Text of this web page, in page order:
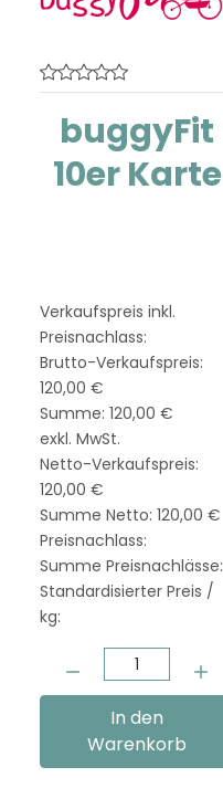
buggyFit
10er Karte
Verkaufspreis inkl.
Preisnachlass:
Brutto-Verkaufspreis:
120,00 €
Summe: 120,00 €
exkl. MwSt.
Netto-Verkaufspreis:
120,00 €
Summe Netto: 120,00 €
Preisnachlass:
Summe Preisnachlässe:
Standardisierter Preis /
kg:
In den
Warenkorb